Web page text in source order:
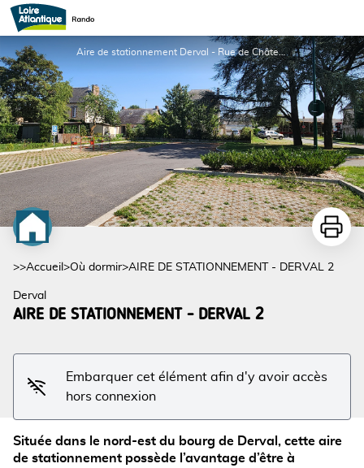
AIRE DE STATIONNEMENT - DERVAL 2
Aire de stationnement Derval - Rue de Châteaubriant - Communauté de Communes Châteaubriant-Derval
>>Accueil >Où dormir>AIRE DE STATIONNEMENT - DERVAL 2
Derval
AIRE DE STATIONNEMENT - DERVAL 2
Embarquer cet élément afin d'y avoir accès
hors connexion
Située dans le nord-est du bourg de Derval, cette aire
de stationnement possède l’avantage d’être à